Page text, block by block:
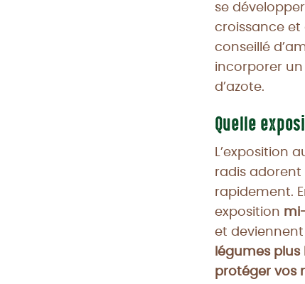
se
croissance et
conseillé
incorporer
d’azote.
Quelle
L’exposition
radis adorent
rapidement.
exposition
et
légumes plus
protéger vos